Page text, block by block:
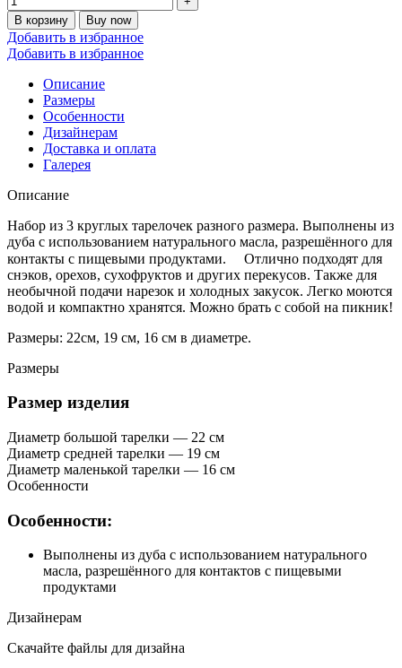
В корзину Buy now
Добавить в избранное
Добавить в избранное
Описание
Размеры
Особенности
Дизайнерам
Доставка и оплата
Галерея
Описание
Набор из 3 круглых тарелочек разного размера. Выполнены из
дуба с использованием натурального масла, разрешённого для
контакты с пищевыми продуктами. ⠀ Отлично подходят для
снэков, орехов, сухофруктов и других перекусов. Также для
необычной подачи нарезок и холодных закусок. Легко моются
водой и компактно хранятся. Можно брать с собой на пикник!
Размеры: 22см, 19 см, 16 см в диаметре.
Размеры
Размер изделия
Диаметр большой тарелки — 22 см
Диаметр средней тарелки — 19 см
Диаметр маленькой тарелки — 16 см
Особенности
Особенности:
Выполнены из дуба с использованием натурального
масла, разрешённого для контактов с пищевыми
продуктами
Дизайнерам
Скачайте файлы для дизайна